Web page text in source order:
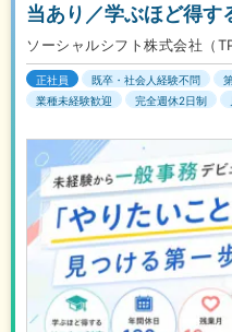
当あり／学ぶほど得す
ソーシャルシフト株式会社（
正社員 既卒・社会人経験不問
業種未経験歓迎
完全週休2日制